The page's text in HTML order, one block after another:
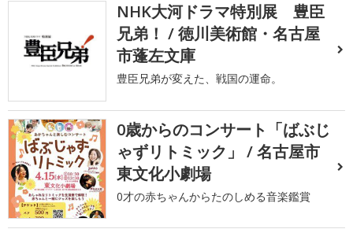
NHK大河ドラマ特別展 豊臣
兄弟！ / 徳川美術館・名古屋
市蓬左文庫
豊臣兄弟が変えた、戦国の運命。
0歳からのコンサート「ばぶじ
ゃずリトミック」 / 名古屋市
東文化小劇場
0才の赤ちゃんからたのしめる音楽鑑賞